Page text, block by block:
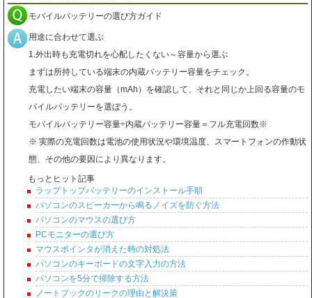
モバイルバッテリーの選び方ガイド
用途に合わせて選ぶ
1.外出時も充電切れを心配したくない～容量から選ぶ
まずは所持している端末の内蔵バッテリー容量をチェック。
充電したい端末の容量（mAh）を確認して、それと同じか上回る容量のモ
バイルバッテリーを選ぼう。
モバイルバッテリー容量÷内蔵バッテリー容量＝フル充電回数※
※ 実際の充電回数は電池の使用状況や環境温度、スマートフォンの作動状
態、その他の要因により異なります。
もっとヒット記事
ラップトップバッテリーのインストール手順
パソコンのスピーカーから鳴るノイズを防ぐ方法
パソコンのマウスの選び方
PCモニターの選び方
マウスポインタが消えた時の対処法
パソコンのキーボードの文字入力の方法
パソコンを5分で掃除する方法
ノートブックのリークの理由と解決策